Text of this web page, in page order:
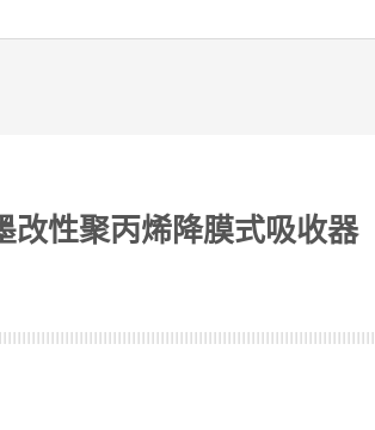
改性聚丙烯降膜式吸收器